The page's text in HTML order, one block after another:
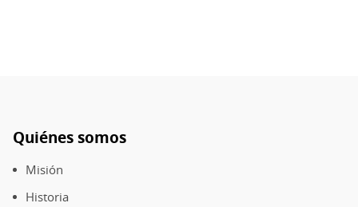
Pie
de
página
Quiénes somos
Misión
Historia